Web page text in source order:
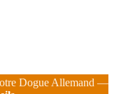
Dogue Allemand —